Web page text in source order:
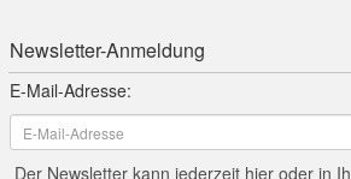
Newsletter-Anmeldung
E-Mail-Adresse:
Der Newsletter kann jederzeit hier oder in